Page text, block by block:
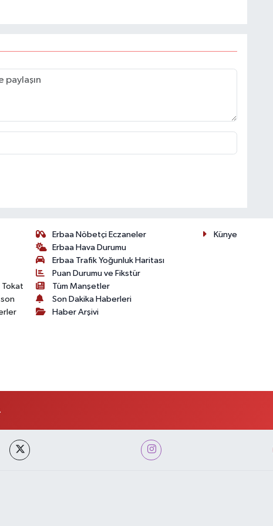
Tokat
Erbaa Nöbetçi Eczaneler
Erbaa Hava Durumu
Erbaa Trafik Yoğunluk Haritası
Puan Durumu ve Fikstür
Tüm Manşetler
Son Dakika Haberleri
Haber Arşivi
Künye